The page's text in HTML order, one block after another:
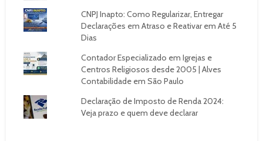
CNPJ Inapto: Como Regularizar, Entregar
Declarações em Atraso e Reativar em Até 5
Dias
Contador Especializado em Igrejas e
Centros Religiosos desde 2005 | Alves
Contabilidade em São Paulo
Declaração de Imposto de Renda 2024:
Veja prazo e quem deve declarar